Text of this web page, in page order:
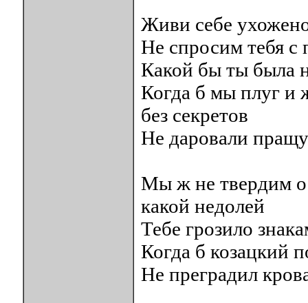
Живи себе
Не спросим тебя
Какой бы ты была
Когда б мы плуг и
без секретов
Не даровали
Мы ж не твердим
какой недолей
Тебе грозило
Когда б козацкий
Не преградил